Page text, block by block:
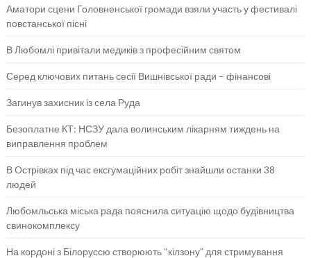
Аматори сцени Головненської громади взяли участь у фестивалі
повстанської пісні
В Любомлі привітали медиків з професійним святом
Серед ключових питань сесії Вишнівської ради – фінансові
Загинув захисник із села Руда
Безоплатне КТ: НСЗУ дала волинським лікарням тиждень на
виправлення проблем
В Острівках під час ексгумаційних робіт знайшли останки 38
людей
Любомльська міська рада пояснила ситуацію щодо будівництва
свинокомплексу
На кордоні з Білоруссю створюють “кілзону” для стримування